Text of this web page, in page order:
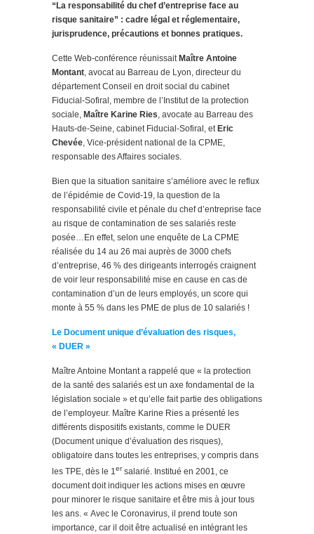
“La responsabilité du chef d’entreprise face au
risque sanitaire” : cadre légal et réglementaire,
jurisprudence, précautions et bonnes pratiques.
Cette Web-conférence réunissait Maître Antoine
Montant, avocat au Barreau de Lyon, directeur du
département Conseil en droit social du cabinet
Fiducial-Sofiral, membre de l’Institut de la protection
sociale, Maître Karine Ries, avocate au Barreau des
Hauts-de-Seine, cabinet Fiducial-Sofiral, et Eric
Chevée, Vice-président national de la CPME,
responsable des Affaires sociales.
Bien que la situation sanitaire s’améliore avec le reflux
de l’épidémie de Covid-19, la question de la
responsabilité civile et pénale du chef d’entreprise face
au risque de contamination de ses salariés reste
posée…En effet, selon une enquête de La CPME
réalisée du 14 au 26 mai auprès de 3000 chefs
d’entreprise, 46 % des dirigeants interrogés craignent
de voir leur responsabilité mise en cause en cas de
contamination d’un de leurs employés, un score qui
monte à 55 % dans les PME de plus de 10 salariés !
Le Document unique d’évaluation des risques,
« DUER »
Maître Antoine Montant a rappelé que « la protection
de la santé des salariés est un axe fondamental de la
législation sociale » et qu’elle fait partie des obligations
de l’employeur. Maître Karine Ries a présenté les
différents dispositifs existants, comme le DUER
(Document unique d’évaluation des risques),
obligatoire dans toutes les entreprises, y compris dans
les TPE, dès le 1er salarié. Institué en 2001, ce
document doit indiquer les actions mises en œuvre
pour minorer le risque sanitaire et être mis à jour tous
les ans. « Avec le Coronavirus, il prend toute son
importance, car il doit être actualisé en intégrant les